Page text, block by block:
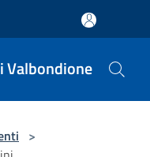
Valbondione
>